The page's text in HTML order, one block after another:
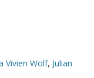
Vivien Wolf, Julian